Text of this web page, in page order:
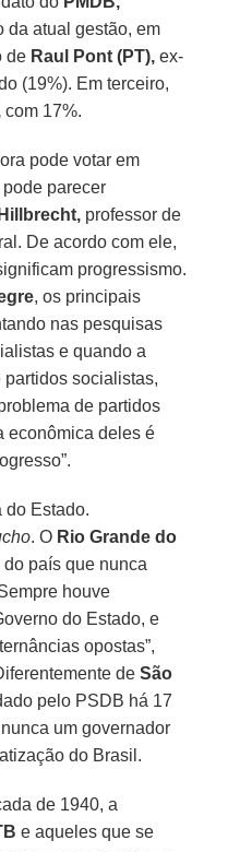
da atual gestão, em
de Raul Pont (PT), ex-
(19%). Em terceiro,
com 17%.
pode votar em
parecer
professor de
De acordo com ele,
progressismo.
, os principais
nas pesquisas
e quando a
socialistas,
de partidos
econômica deles é
do Estado.
. O Rio Grande do
país que nunca
houve
do Estado, e
opostas”,
deSão
pelo PSDB há 17
nunca um governador
do Brasil.
de 1940, a
e aqueles que se